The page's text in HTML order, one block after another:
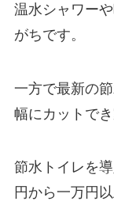
温水シャワー
がちです。
一方で最新の
幅にカットで
節水トイレを
円から一万円